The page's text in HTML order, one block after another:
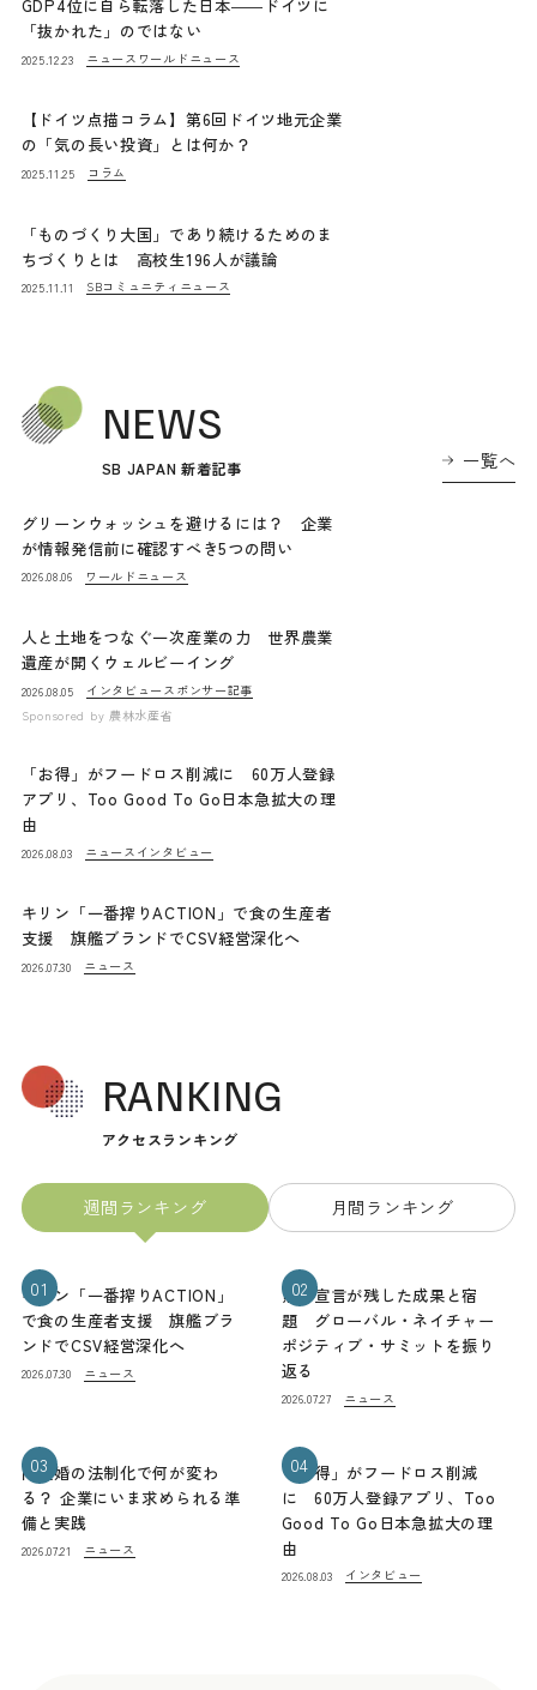
GDP4位に自ら転落した日本――ドイツに
「抜かれた」のではない
2025.12.23 ニュース ワールドニュース
【ドイツ点描コラム】第6回ドイツ地元企業
の「気の長い投資」とは何か？
2025.11.25 コラム
「ものづくり大国」であり続けるためのま
ちづくりとは 高校生196人が議論
2025.11.11 SBコミュニティニュース
NEWS
SB JAPAN 新着記事 一覧へ
グリーンウォッシュを避けるには？ 企業
が情報発信前に確認すべき5つの問い
2026.08.06 ワールドニュース
人と土地をつなぐ一次産業の力 世界農業
遺産が開くウェルビーイング
2026.08.05 インタビュー スポンサー記事
Sponsored by 農林水産省
「お得」がフードロス削減に 60万人登録
アプリ、Too Good To Go日本急拡大の理
由
2026.08.03 ニュース インタビュー
キリン「一番搾りACTION」で食の生産者
支援 旗艦ブランドでCSV経営深化へ
2026.07.30 ニュース
RANKING
アクセスランキング
週間ランキング 月間ランキング
01
キリン「一番搾りACTION」
で食の生産者支援 旗艦ブラ
ンドでCSV経営深化へ
2026.07.30 ニュース
02
熊本宣言が残した成果と宿
題 グローバル・ネイチャー
ポジティブ・サミットを振り
返る
2026.07.27 ニュース
03
同性婚の法制化で何が変わ
る？ 企業にいま求められる準
備と実践
2026.07.21 ニュース
04
「お得」がフードロス削減
に 60万人登録アプリ、Too
Good To Go日本急拡大の理
由
2026.08.03 インタビュー